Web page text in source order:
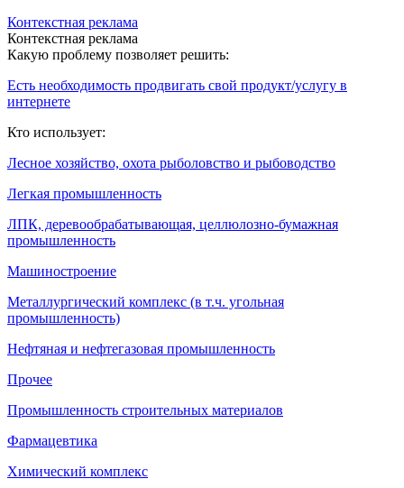
Контекстная реклама
Контекстная реклама
Какую проблему позволяет решить:
Есть необходимость продвигать свой продукт/услугу в
интернете
Кто использует:
Лесное хозяйство, охота рыболовство и рыбоводство
Легкая промышленность
ЛПК, деревообрабатывающая, целлюлозно-бумажная
промышленность
Машиностроение
Металлургический комплекс (в т.ч. угольная
промышленность)
Нефтяная и нефтегазовая промышленность
Прочее
Промышленность строительных материалов
Фармацевтика
Химический комплекс